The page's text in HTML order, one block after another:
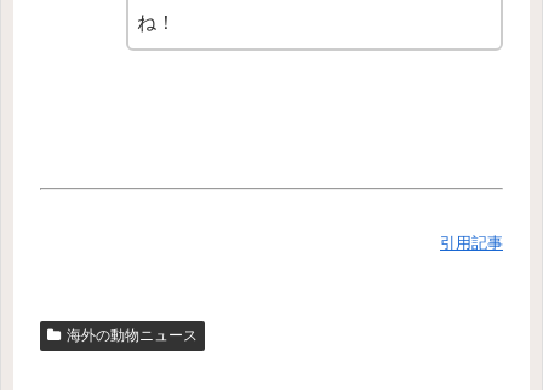
ね！
引用記事
海外の動物ニュース